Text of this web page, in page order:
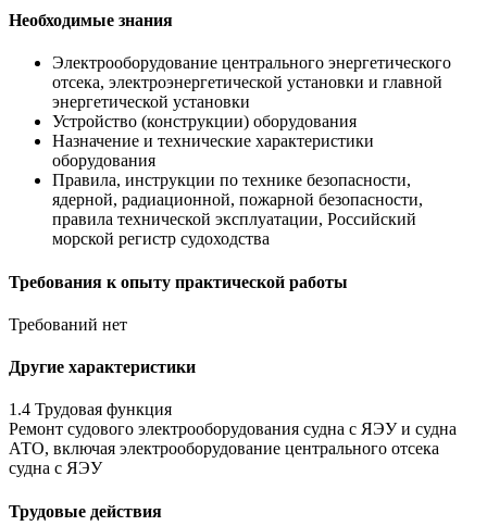
Необходимые знания
Электрооборудование центрального энергетического
отсека, электроэнергетической установки и главной
энергетической установки
Устройство (конструкции) оборудования
Назначение и технические характеристики
оборудования
Правила, инструкции по технике безопасности,
ядерной, радиационной, пожарной безопасности,
правила технической эксплуатации, Российский
морской регистр судоходства
Требования к опыту практической работы
Требований нет
Другие характеристики
1.4 Трудовая функция
Ремонт судового электрооборудования судна с ЯЭУ и судна
АТО, включая электрооборудование центрального отсека
судна с ЯЭУ
Трудовые действия